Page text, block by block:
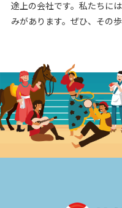
途上の会社です。私たちに
みがあります。ぜひ、その